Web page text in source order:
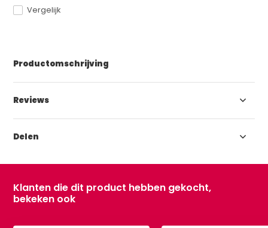
Vergelijk
Productomschrijving
Reviews
Delen
Klanten die dit product hebben gekocht,
bekeken ook